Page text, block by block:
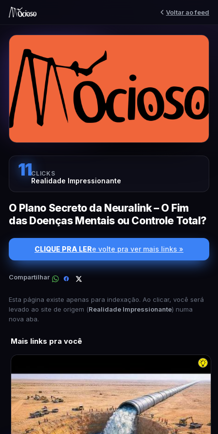
Voltar ao feed
11CLICKS
Realidade Impressionante
O Plano Secreto da Neuralink – O Fim
das Doenças Mentais ou Controle Total?
CLIQUE PRA LERe volte pra ver mais links »
Compartilhar
Esta página existe apenas para indexação. Ao clicar, você será
levado ao site de origem (Realidade Impressionante) numa
nova aba.
Mais links pra você